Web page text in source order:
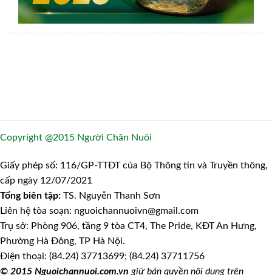
Copyright @2015 Người Chăn Nuôi
Giấy phép số: 116/GP-TTĐT của Bộ Thông tin và Truyền thông,
cấp ngày 12/07/2021
Tổng biên tập: TS. Nguyễn Thanh Sơn
Liên hệ tòa soạn: nguoichannuoivn@gmail.com
Trụ sở: Phòng 906, tầng 9 tòa CT4, The Pride, KĐT An Hưng,
Phường Hà Đông, TP Hà Nội.
Điện thoại: (84.24) 37713699; (84.24) 37711756
© 2015 Nguoichannuoi.com.vn giữ bản quyền nội dung trên